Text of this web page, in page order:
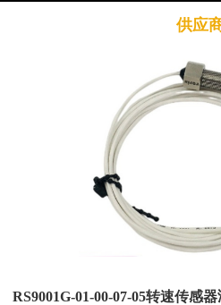
供应
RS9001G-01-00-07-05转速传感